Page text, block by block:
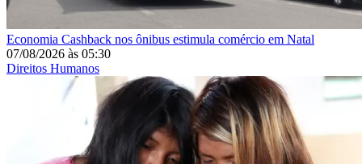
Economia Cashback nos ônibus estimula comércio em Natal
07/08/2026 às 05:30
Direitos Humanos